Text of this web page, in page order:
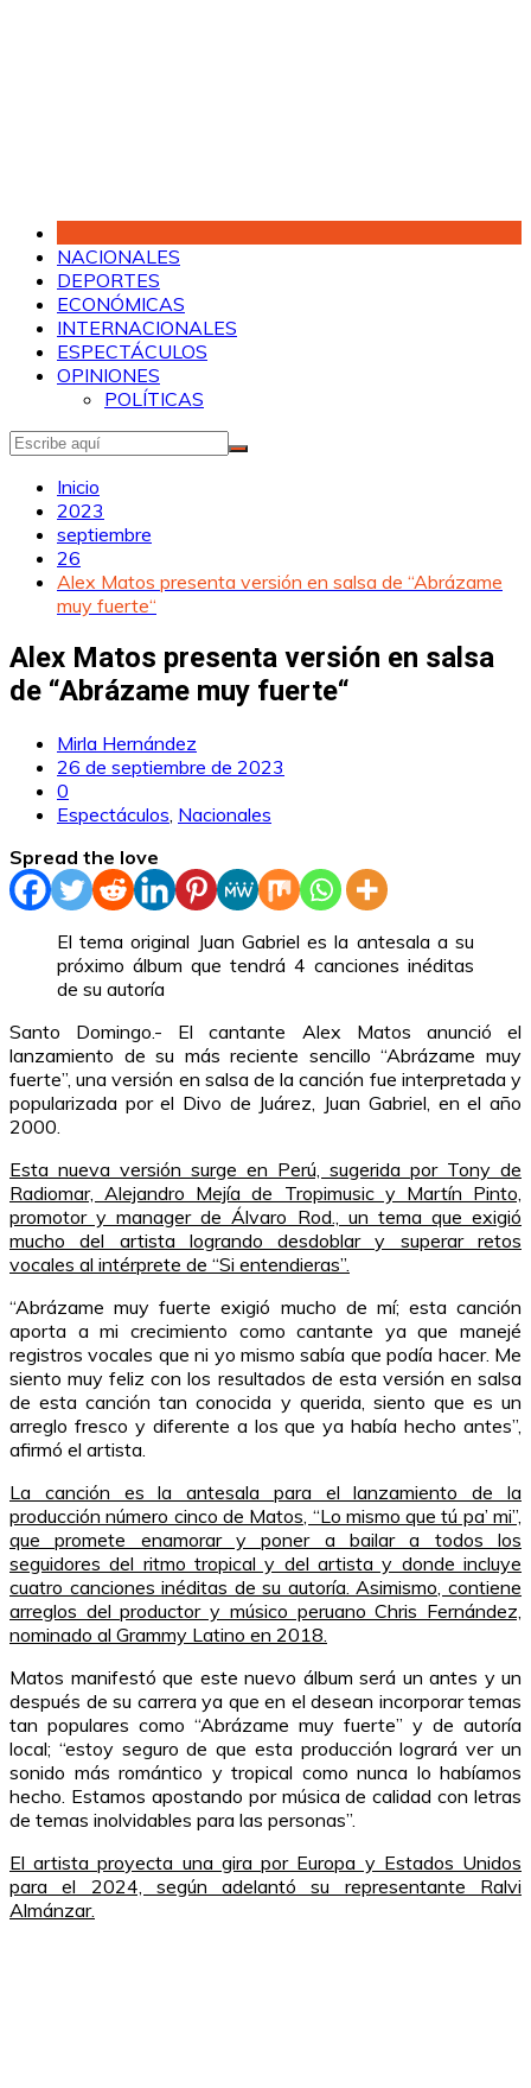
NACIONALES
DEPORTES
ECONÓMICAS
INTERNACIONALES
ESPECTÁCULOS
OPINIONES
POLÍTICAS
Inicio
2023
septiembre
26
Alex Matos presenta versión en salsa de “Abrázame
muy fuerte“
Alex Matos presenta versión en salsa
de “Abrázame muy fuerte“
Mirla Hernández
26 de septiembre de 2023
0
Espectáculos Nacionales
Spread the love
El tema original Juan Gabriel es la antesala a su
próximo álbum que tendrá 4 canciones inéditas
de su autoría
Santo Domingo.- El cantante Alex Matos anunció el
lanzamiento de su más reciente sencillo “Abrázame muy
fuerte”, una versión en salsa de la canción fue interpretada y
popularizada por el Divo de Juárez, Juan Gabriel, en el año
2000.
Esta nueva versión surge en Perú, sugerida por Tony de
Radiomar, Alejandro Mejía de Tropimusic y Martín Pinto,
promotor y manager de Álvaro Rod., un tema que exigió
mucho del artista logrando desdoblar y superar retos
vocales al intérprete de “Si entendieras”.
“Abrázame muy fuerte exigió mucho de mí; esta canción
aporta a mi crecimiento como cantante ya que manejé
registros vocales que ni yo mismo sabía que podía hacer. Me
siento muy feliz con los resultados de esta versión en salsa
de esta canción tan conocida y querida, siento que es un
arreglo fresco y diferente a los que ya había hecho antes”,
afirmó el artista.
La canción es la antesala para el lanzamiento de la
producción número cinco de Matos, “Lo mismo que tú pa’ mi”,
que promete enamorar y poner a bailar a todos los
seguidores del ritmo tropical y del artista y donde incluye
cuatro canciones inéditas de su autoría. Asimismo, contiene
arreglos del productor y músico peruano Chris Fernández,
nominado al Grammy Latino en 2018.
Matos manifestó que este nuevo álbum será un antes y un
después de su carrera ya que en el desean incorporar temas
tan populares como “Abrázame muy fuerte” y de autoría
local; “estoy seguro de que esta producción logrará ver un
sonido más romántico y tropical como nunca lo habíamos
hecho. Estamos apostando por música de calidad con letras
de temas inolvidables para las personas”.
El artista proyecta una gira por Europa y Estados Unidos
para el 2024, según adelantó su representante Ralvi
Almánzar.